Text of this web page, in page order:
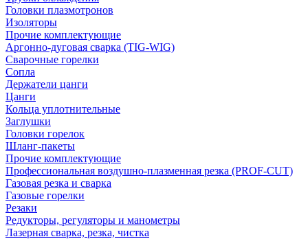
Головки плазмотронов
Изоляторы
Прочие комплектующие
Аргонно-дуговая сварка (TIG-WIG)
Сварочные горелки
Сопла
Держатели цанги
Цанги
Кольца уплотнительные
Заглушки
Головки горелок
Шланг-пакеты
Прочие комплектующие
Профессиональная воздушно-плазменная резка (PROF-CUT)
Газовая резка и сварка
Газовые горелки
Резаки
Редукторы, регуляторы и манометры
Лазерная сварка, резка, чистка